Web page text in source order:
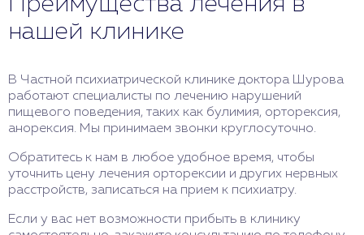
нашей клинике
В Частной психиатрической клинике доктора Шурова
работают специалисты по лечению нарушений
пищевого поведения, таких как булимия, орторексия,
анорексия. Мы принимаем звонки круглосуточно.
Обратитесь к нам в любое удобное время, чтобы
уточнить цену лечения орторексии и других нервных
расстройств, записаться на прием к психиатру.
Если у вас нет возможности прибыть в клинику